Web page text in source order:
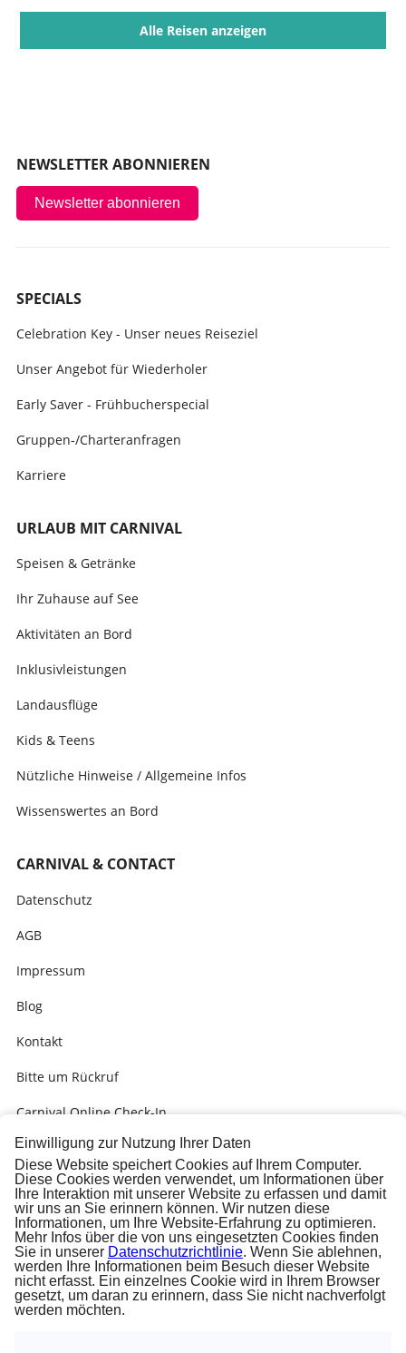
Alle Reisen anzeigen
NEWSLETTER ABONNIEREN
Newsletter abonnieren
SPECIALS
Celebration Key - Unser neues Reiseziel
Unser Angebot für Wiederholer
Early Saver - Frühbucherspecial
Gruppen-/Charteranfragen
Karriere
URLAUB MIT CARNIVAL
Speisen & Getränke
Ihr Zuhause auf See
Aktivitäten an Bord
Inklusivleistungen
Landausflüge
Kids & Teens
Nützliche Hinweise / Allgemeine Infos
Wissenswertes an Bord
CARNIVAL & CONTACT
Datenschutz
AGB
Impressum
Blog
Kontakt
Bitte um Rückruf
Carnival Online Check-In
Kabinengrüsse
Presse
Carnival Check-In Ausfüllhilfe (PDF)
Einwilligung zur Nutzung Ihrer Daten
Diese Website speichert Cookies auf Ihrem Computer.
Diese Cookies werden verwendet, um Informationen über
Ihre Interaktion mit unserer Website zu erfassen und damit
wir uns an Sie erinnern können. Wir nutzen diese
Informationen, um Ihre Website-Erfahrung zu optimieren.
Mehr Infos über die von uns eingesetzten Cookies finden
Sie in unserer Datenschutzrichtlinie. Wenn Sie ablehnen,
werden Ihre Informationen beim Besuch dieser Website
nicht erfasst. Ein einzelnes Cookie wird in Ihrem Browser
gesetzt, um daran zu erinnern, dass Sie nicht nachverfolgt
werden möchten.